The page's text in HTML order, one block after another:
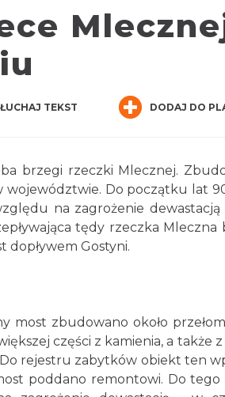
TEKST DODAJ DO
brzegi rzeczki Mlecznej.
województwie. Do początku lat
na zagrożenie dewastacją
tędy rzeczka Mleczna
Gostyni.
most zbudowano około
części z kamienia, a także z
rejestru zabytków obiekt ten
poddano remontowi. Do tego